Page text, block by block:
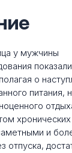
о
питания,
и